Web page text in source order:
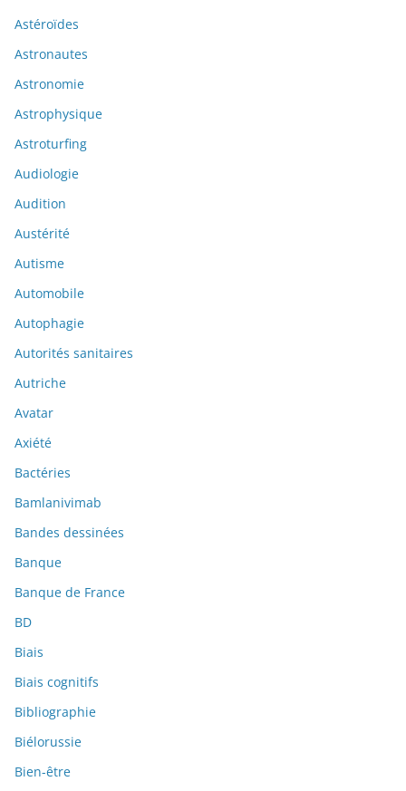
Astéroïdes
Astronautes
Astronomie
Astrophysique
Astroturfing
Audiologie
Audition
Austérité
Autisme
Automobile
Autophagie
Autorités sanitaires
Autriche
Avatar
Axiété
Bactéries
Bamlanivimab
Bandes dessinées
Banque
Banque de France
BD
Biais
Biais cognitifs
Bibliographie
Biélorussie
Bien-être